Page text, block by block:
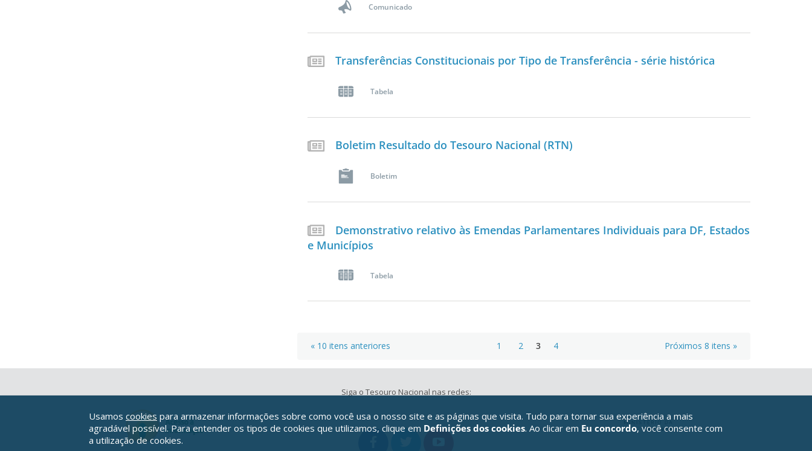
Comunicado
Transferências Constitucionais por Tipo de Transferência - série histórica
Tabela
Boletim Resultado do Tesouro Nacional (RTN)
Boletim
Demonstrativo relativo às Emendas Parlamentares Individuais para DF, Estados
e Municípios
Tabela
« 10 itens anteriores Próximos 8 itens »
1 2 3 4
Siga o Tesouro Nacional nas redes:
Usamos cookies para armazenar informações sobre como você usa o nosso site e as páginas que visita. Tudo para tornar sua experiência a mais
agradável possível. Para entender os tipos de cookies que utilizamos, clique em Definições dos cookies. Ao clicar em Eu concordo, você consente com
a utilização de cookies.